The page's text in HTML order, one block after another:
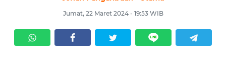
Jumat, 22 Maret 2024 - 19:53 WIB
SERBA-
SERBI